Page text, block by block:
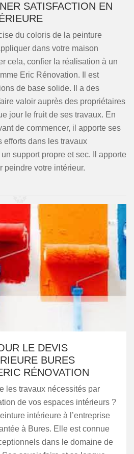
SATISFACTION EN
du coloris de la peinture
dans votre maison
cela, confier la réalisation à un
Eric Rénovation. Il est
de base solide. Il a des
valoir auprès des propriétaires
jour le fruit de ses travaux. En
de commencer, il apporte ses
efforts dans les travaux
support propre et sec. Il apporte
peindre votre intérieur.
LE DEVIS
BURES
RÉNOVATION
les travaux nécessités par
de vos espaces intérieurs ?
intérieure à l’entreprise
à Bures. Elle est connue
dans le domaine de